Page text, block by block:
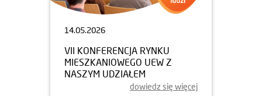
14.05.2026
VII KONFERENCJA RYNKU
MIESZKANIOWEGO UEW Z
NASZYM UDZIAŁEM
dowiedz się więcej